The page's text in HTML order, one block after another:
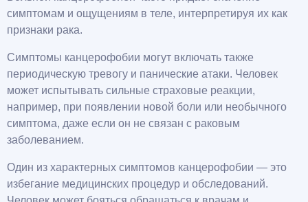
симптомам и ощущениям в теле, интерпретируя их как
признаки рака.
Симптомы канцерофобии могут включать также
периодическую тревогу и панические атаки. Человек
может испытывать сильные страховые реакции,
например, при появлении новой боли или необычного
симптома, даже если он не связан с раковым
заболеванием.
Один из характерных симптомов канцерофобии — это
избегание медицинских процедур и обследований.